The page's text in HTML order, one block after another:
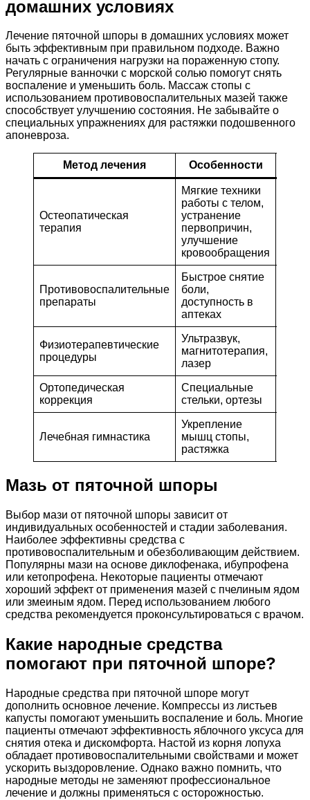
домашних условиях
Лечение пяточной шпоры в домашних условиях может
быть эффективным при правильном подходе. Важно
начать с ограничения нагрузки на пораженную стопу.
Регулярные ванночки с морской солью помогут снять
воспаление и уменьшить боль. Массаж стопы с
использованием противовоспалительных мазей также
способствует улучшению состояния. Не забывайте о
специальных упражнениях для растяжки подошвенного
апоневроза.
Метод лечения Особенности
Остеопатическая
терапия
Мягкие техники
работы с телом,
устранение
первопричин,
улучшение
кровообращения
Противовоспалительные
препараты
Быстрое снятие
боли,
доступность в
аптеках
Физиотерапевтические
процедуры
Ультразвук,
магнитотерапия,
лазер
Ортопедическая
коррекция
Специальные
стельки, ортезы
Лечебная гимнастика
Укрепление
мышц стопы,
растяжка
Мазь от пяточной шпоры
Выбор мази от пяточной шпоры зависит от
индивидуальных особенностей и стадии заболевания.
Наиболее эффективны средства с
противовоспалительным и обезболивающим действием.
Популярны мази на основе диклофенака, ибупрофена
или кетопрофена. Некоторые пациенты отмечают
хороший эффект от применения мазей с пчелиным ядом
или змеиным ядом. Перед использованием любого
средства рекомендуется проконсультироваться с врачом.
Какие народные средства
помогают при пяточной шпоре?
Народные средства при пяточной шпоре могут
дополнить основное лечение. Компрессы из листьев
капусты помогают уменьшить воспаление и боль. Многие
пациенты отмечают эффективность яблочного уксуса для
снятия отека и дискомфорта. Настой из корня лопуха
обладает противовоспалительными свойствами и может
ускорить выздоровление. Однако важно помнить, что
народные методы не заменяют профессиональное
лечение и должны применяться с осторожностью.